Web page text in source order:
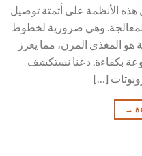
هذه الأنظمة على أتمتة توصيل
المعالجة. وهي ضرورية لخطوط
هو المغذي المرن، مما يعزز
بكفاءة. دعنا نستكشف
[…]
→